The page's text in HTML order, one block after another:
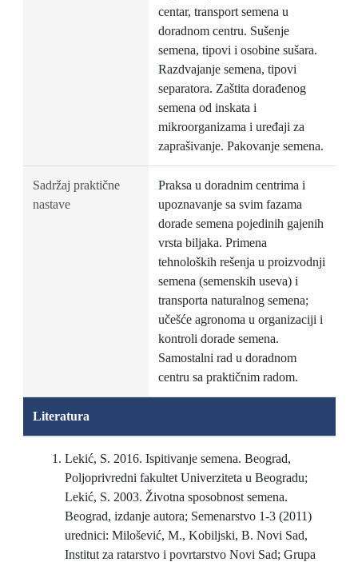
centar, transport semena u
doradnom centru. Sušenje
semena, tipovi i osobine sušara.
Razdvajanje semena, tipovi
separatora. Zaštita dorađenog
semena od inskata i
mikroorganizama i uređaji za
zaprašivanje. Pakovanje semena.
Sadržaj praktične
nastave
Praksa u doradnim centrima i
upoznavanje sa svim fazama
dorade semena pojedinih gajenih
vrsta biljaka. Primena
tehnoloških rešenja u proizvodnji
semena (semenskih useva) i
transporta naturalnog semena;
učešće agronoma u organizaciji i
kontroli dorade semena.
Samostalni rad u doradnom
centru sa praktičnim radom.
Literatura
Lekić, S. 2016. Ispitivanje semena. Beograd,
Poljoprivredni fakultet Univerziteta u Beogradu;
Lekić, S. 2003. Životna sposobnost semena.
Beograd, izdanje autora; Semenarstvo 1-3 (2011)
urednici: Milošević, M., Kobiljski, B. Novi Sad,
Institut za ratarstvo i povrtarstvo Novi Sad; Grupa